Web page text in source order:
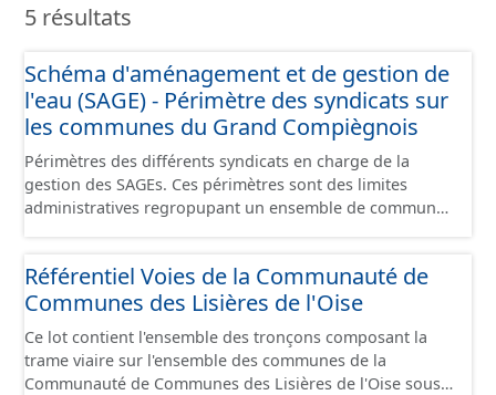
5 résultats
Schéma d'aménagement et de gestion de
l'eau (SAGE) - Périmètre des syndicats sur
les communes du Grand Compiègnois
Périmètres des différents syndicats en charge de la
gestion des SAGEs. Ces périmètres sont des limites
administratives regropupant un ensemble de communes
diverses : - SAGE, - GEMA (Gestion des Milieux
Aquatiques) - Ruissellement. Le ou les périmètres du
données.
Référentiel Voies de la Communauté de
Communes des Lisières de l'Oise
Ce lot contient l'ensemble des tronçons composant la
trame viaire sur l'ensemble des communes de la
Communauté de Communes des Lisières de l'Oise sous